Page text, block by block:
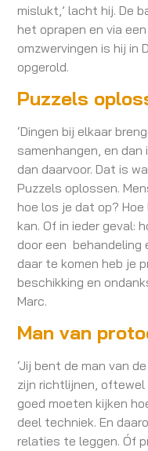
mislukt,’ lacht hij. De
het oprapen en via
omzwervingen is hij in
opgerold.
Puzzels
‘Dingen bij elkaar
samenhangen, en
dan daarvoor. Dat is
Puzzels oplossen.
hoe los je dat op?
kan. Of in ieder geval:
door een behandeling
daar te komen heb je
beschikking en
Marc.
Man van
‘Jij bent de man van
zijn richtlijnen,
goed moeten kijken
deel techniek. En
relaties te leggen. Óf